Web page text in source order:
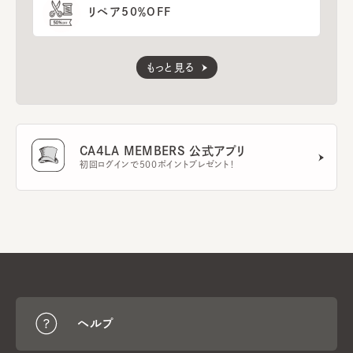
リペア50％OFF
もっと見る
CA4LA MEMBERS 公式アプリ
初回ログインで500ポイントプレゼント！
ヘルプ